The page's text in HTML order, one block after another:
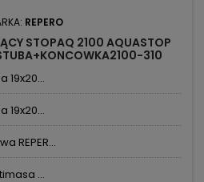
REPERO
STOPAQ 2100 AQUASTOP
310
19x20...
19x20...
REPER...
...